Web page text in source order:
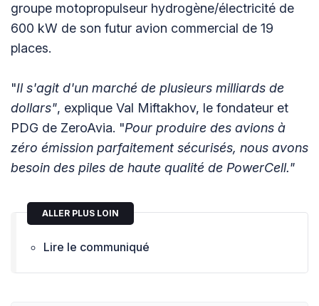
groupe motopropulseur hydrogène/électricité de
600 kW de son futur avion commercial de 19
places.
"Il s'agit d'un marché de plusieurs milliards de
dollars", explique Val Miftakhov, le fondateur et
PDG de ZeroAvia. "Pour produire des avions à
zéro émission parfaitement sécurisés, nous avons
besoin des piles de haute qualité de PowerCell."
ALLER PLUS LOIN
Lire le communiqué